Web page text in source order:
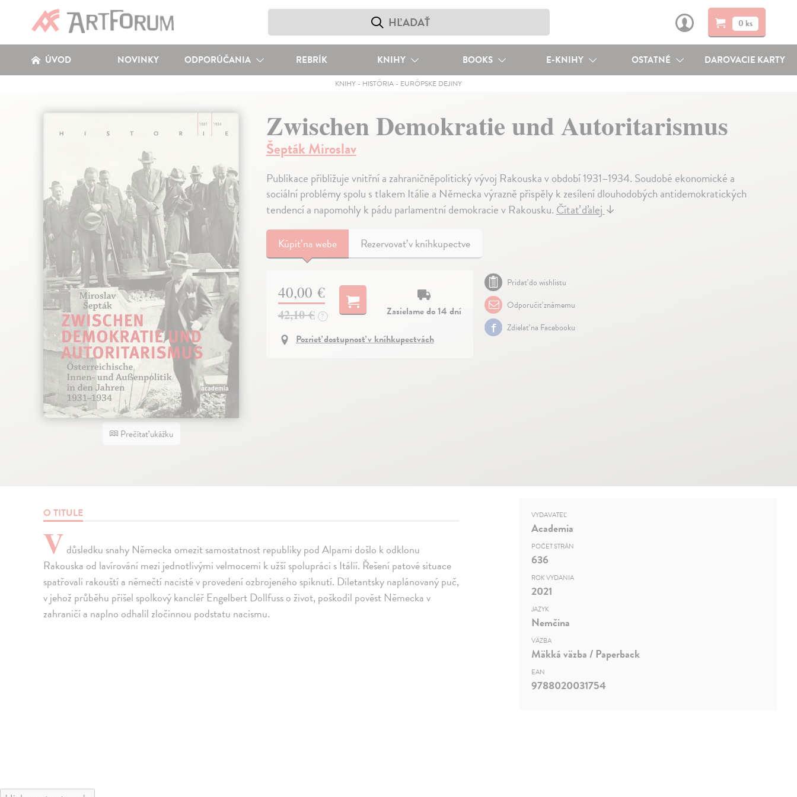
0 ks
ÚVOD NOVINKY ODPORÚČANIA REBRÍK KNIHY BOOKS E-KNIHY OSTATNÉ DAROVACIE KARTY
KNIHY- HISTÓRIA- EURÓPSKE DEJINY
Prečítať ukážku
Zwischen Demokratie und Autoritarismus
Šepták Miroslav
Publikace přibližuje vnitřní a zahraničněpolitický vývoj Rakouska v období 1931–1934. Soudobé ekonomické a
sociální problémy spolu s tlakem Itálie a Německa výrazně přispěly k zesílení dlouhodobých antidemokratických
tendencí a napomohly k pádu parlamentní demokracie v Rakousku.Čítať ďalej↓
Kúpiťna webe Rezervovať v kníhkupectve
40,00 €
42,10 € ?
Zasielame do 14 dní
Pozrieť dostupnosť v kníhkupectvách
Pridať do wishlistu
Odporučiť známemu
Zdielať na Facebooku
O TITULE
V důsledku snahy Německa omezit samostatnost republiky pod Alpami došlo k odklonu
Rakouska od lavírování mezi jednotlivými velmocemi k užší spolupráci s Itálií. Řešení patové situace
spatřovali rakouští a němečtí nacisté v provedení ozbrojeného spiknutí. Diletantsky naplánovaný puč,
v jehož průběhu přišel spolkový kancléř Engelbert Dollfuss o život, poškodil pověst Německa v
zahraničí a naplno odhalil zločinnou podstatu nacismu.
VYDAVATEĽ
Academia
POČET STRÁN
636
ROK VYDANIA
2021
JAZYK
Nemčina
VÄZBA
Mäkká väzba / Paperback
EAN
9788020031754